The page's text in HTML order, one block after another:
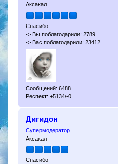
Аксакал
Спасибо
-> Вы поблагодарили: 2789
-> Вас поблагодарили: 23412
Сообщений: 6488
Респект: +5134/-0
Дигидон
Супермодератор
Аксакал
Спасибо